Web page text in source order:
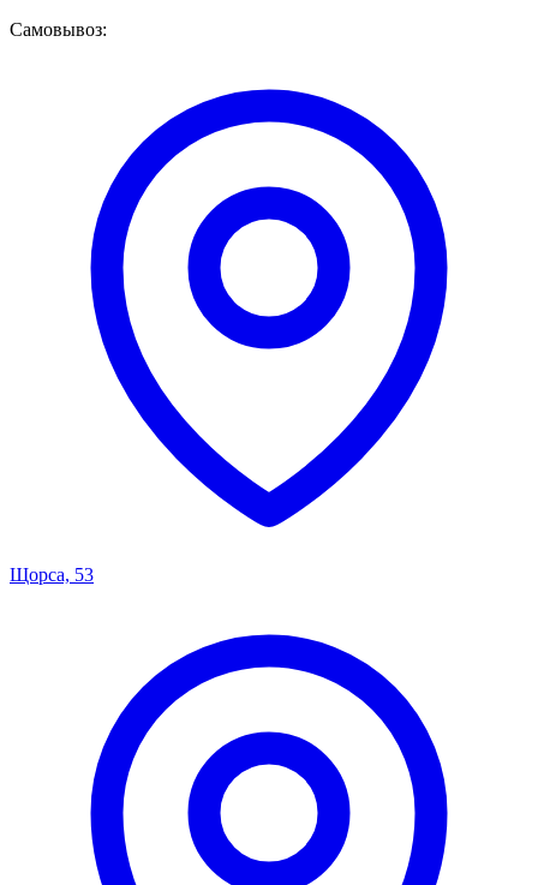
Самовывоз:
Щорса, 53